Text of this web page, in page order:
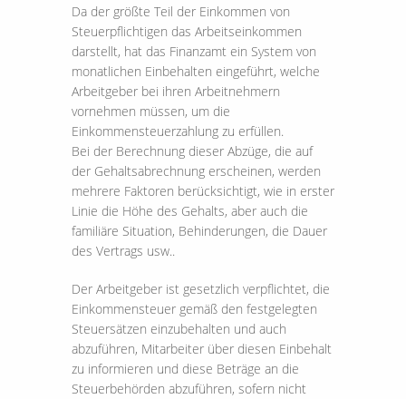
Da der größte Teil der Einkommen von
Steuerpflichtigen das Arbeitseinkommen
darstellt, hat das Finanzamt ein System von
monatlichen Einbehalten eingeführt, welche
Arbeitgeber bei ihren Arbeitnehmern
vornehmen müssen, um die
Einkommensteuerzahlung zu erfüllen.
Bei der Berechnung dieser Abzüge, die auf
der Gehaltsabrechnung erscheinen, werden
mehrere Faktoren berücksichtigt, wie in erster
Linie die Höhe des Gehalts, aber auch die
familiäre Situation, Behinderungen, die Dauer
des Vertrags usw..
Der Arbeitgeber ist gesetzlich verpflichtet, die
Einkommensteuer gemäß den festgelegten
Steuersätzen einzubehalten und auch
abzuführen, Mitarbeiter über diesen Einbehalt
zu informieren und diese Beträge an die
Steuerbehörden abzuführen, sofern nicht